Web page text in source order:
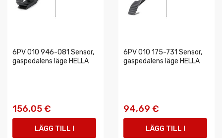
6PV 010 946-081 Sensor,
gaspedalens läge HELLA
156,05 €
LÄGG TILL I
6PV 010 175-731 Sensor,
gaspedalens läge HELLA
94,69 €
LÄGG TILL I